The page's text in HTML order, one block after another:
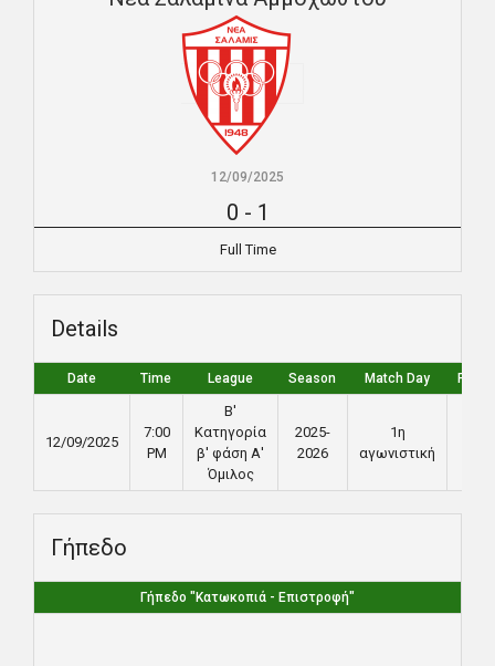
12/09/2025
0 - 1
Full Time
Details
Date Time League Season Match Day Full
12/09/2025
7:00
PM
Β'
Κατηγορία
β' φάση Α'
Όμιλος
2025-
2026
1η
αγωνιστική
Γήπεδο
Γήπεδο "Κατωκοπιά - Επιστροφή"